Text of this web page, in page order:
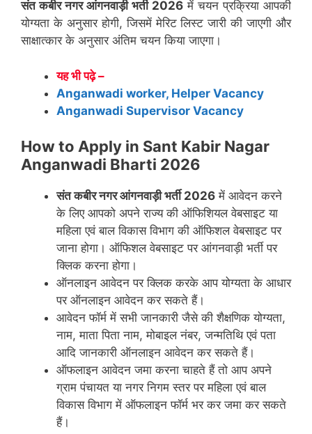
संत कबीर नगरआंगनवाड़ी भर्ती 2026 में चयन प्रक्रिया आपकी
योग्यता के अनुसार होगी, जिसमें मेरिट लिस्ट जारी की जाएगी और
साक्षात्कार के अनुसार अंतिम चयन किया जाएगा।
यह भी पढ़े –
Anganwadi worker, Helper Vacancy
Anganwadi Supervisor Vacancy
How to Apply in Sant Kabir Nagar
Anganwadi Bharti 2026
संत कबीर नगरआंगनवाड़ी भर्ती 2026 में आवेदन करने
के लिए आपको अपने राज्य की ऑफिशियल वेबसाइट या
महिला एवं बाल विकास विभाग की ऑफिशल वेबसाइट पर
जाना होगा। ऑफिशल वेबसाइट पर आंगनवाड़ी भर्ती पर
क्लिक करना होगा।
ऑनलाइन आवेदन पर क्लिक करके आप योग्यता के आधार
पर ऑनलाइन आवेदन कर सकते हैं।
आवेदन फॉर्म में सभी जानकारी जैसे की शैक्षणिक योग्यता,
नाम, माता पिता नाम, मोबाइल नंबर, जन्मतिथि एवं पता
आदि जानकारी ऑनलाइन आवेदन कर सकते हैं।
ऑफलाइन आवेदन जमा करना चाहते हैं तो आप अपने
ग्राम पंचायत या नगर निगम स्तर पर महिला एवं बाल
विकास विभाग में ऑफलाइन फॉर्म भर कर जमा कर सकते
हैं।